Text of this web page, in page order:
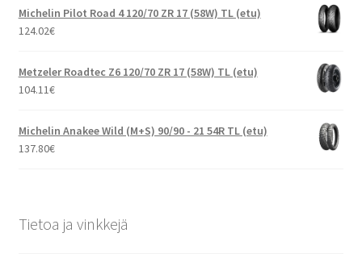
Michelin Pilot Road 4 120/70 ZR 17 (58W) TL (etu)
124.02€
Metzeler Roadtec Z6 120/70 ZR 17 (58W) TL (etu)
104.11€
Michelin Anakee Wild (M+S) 90/90 - 21 54R TL (etu)
137.80€
Tietoa ja vinkkejä